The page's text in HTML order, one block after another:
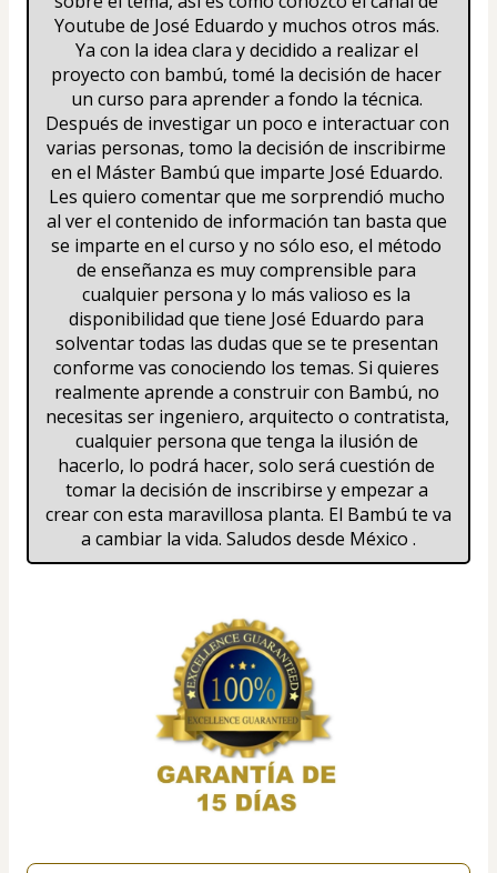
Youtube de José Eduardo y muchos otros más.
Ya con la idea clara y decidido a realizar el
proyecto con bambú, tomé la decisión de hacer
un curso para aprender a fondo la técnica.
Después de investigar un poco e interactuar con
varias personas, tomo la decisión de inscribirme
en el Máster Bambú que imparte José Eduardo.
Les quiero comentar que me sorprendió mucho
al ver el contenido de información tan basta que
se imparte en el curso y no sólo eso, el método
de enseñanza es muy comprensible para
cualquier persona y lo más valioso es la
disponibilidad que tiene José Eduardo para
solventar todas las dudas que se te presentan
conforme vas conociendo los temas. Si quieres
realmente aprende a construir con Bambú, no
necesitas ser ingeniero, arquitecto o contratista,
cualquier persona que tenga la ilusión de
hacerlo, lo podrá hacer, solo será cuestión de
tomar la decisión de inscribirse y empezar a
crear con esta maravillosa planta. El Bambú te va
a cambiar la vida. Saludos desde México .